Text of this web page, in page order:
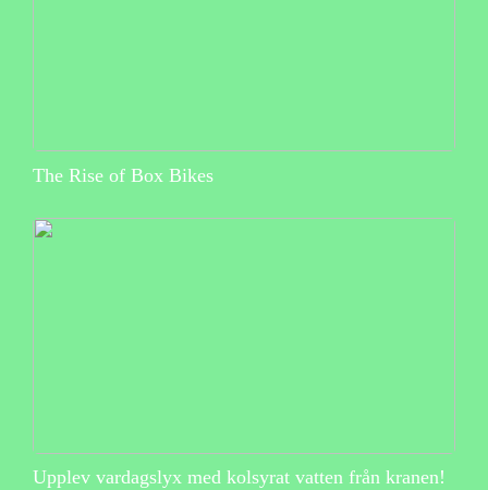
The Rise of Box Bikes
Upplev vardagslyx med kolsyrat vatten från kranen!